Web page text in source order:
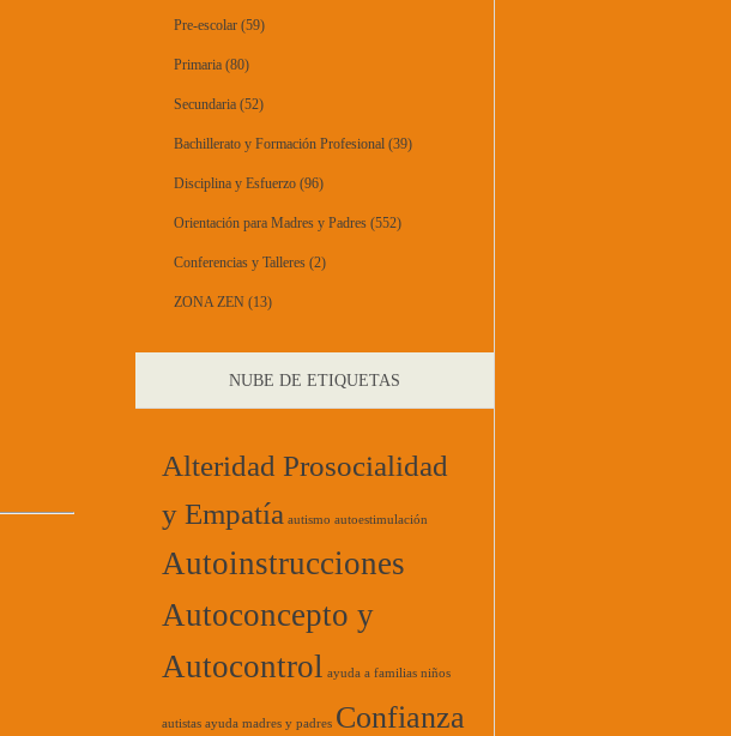
Pre-escolar (59)
Primaria (80)
Secundaria (52)
Bachillerato y Formación Profesional (39)
Disciplina y Esfuerzo (96)
Orientación para Madres y Padres (552)
Conferencias y Talleres (2)
ZONA ZEN (13)
NUBE DE ETIQUETAS
Alteridad Prosocialidad
y Empatía autismo autoestimulación
Autoinstrucciones
Autoconcepto y
Autocontrol ayuda a familias niños
autistas ayuda madres y padres Confianza